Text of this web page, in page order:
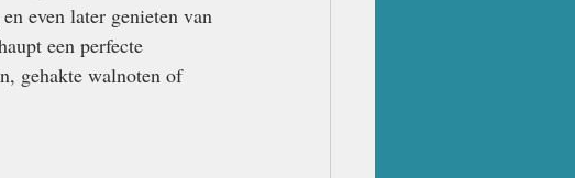
even later genieten van
een perfecte
gehakte walnoten of